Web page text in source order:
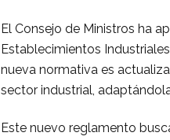
El Consejo de Ministros ha
Establecimientos
nueva normativa es
sector industrial,
Este nuevo reglamento